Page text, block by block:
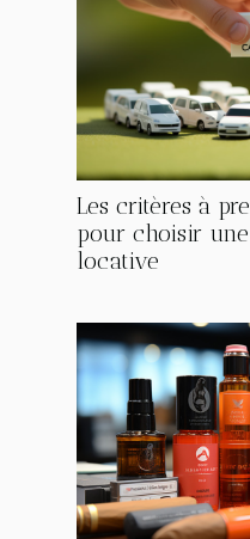
Les critères à
pour choisir
locative